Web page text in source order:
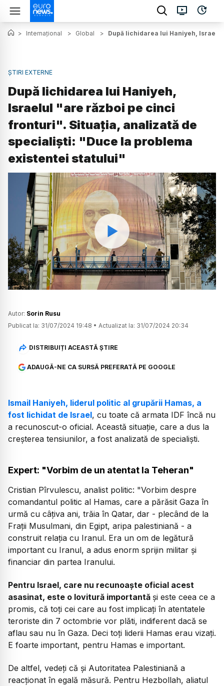
> Internațional > Global > După lichidarea lui Haniyeh,
ȘTIRI EXTERNE
După lichidarea lui Haniyeh,
Israelul "are război pe cinci
fronturi". Situația, analizată de
specialiști: "Duce la problema
existentei statului"
Watch
Autor: Sorin Rusu
Publicat la: 31/07/2024 19:48 • Actualizat la: 31/07/2024 20:34
DISTRIBUIȚI ACEASTĂ ȘTIRE
ADAUGĂ-NE CA SURSĂ PREFERATĂ PE GOOGLE
Ismail Haniyeh, liderul politic al grupării Hamas, a
fost lichidat de Israel, cu toate că armata IDF încă nu
a recunoscut-o oficial. Această situație, care a dus la
creșterea tensiunilor, a fost analizată de specialiști.
Expert: "Vorbim de un atentat la Teheran"
Cristian Pîrvulescu, analist politic: "Vorbim despre
comandantul politic al Hamas, care a părăsit Gaza în
urmă cu câțiva ani, trăia în Qatar, dar - plecând de la
Frații Musulmani, din Egipt, aripa palestiniană - a
construit relația cu Iranul. Era un om de legătură
important cu Iranul, a adus enorm sprijin militar și
financiar din partea Iranului.
Pentru Israel, care nu recunoaște oficial acest
asasinat, este o lovitură importantă și este ceea ce a
promis, că toți cei care au fost implicați în atentatele
teroriste din 7 octombrie vor plăti, indiferent dacă se
aflau sau nu în Gaza. Deci toți liderii Hamas erau vizați.
E foarte important, pentru Hamas e important.
De altfel, vedeți că și Autoritatea Palestiniană a
reacționat în egală măsură. Pentru Hezbollah, aliatul